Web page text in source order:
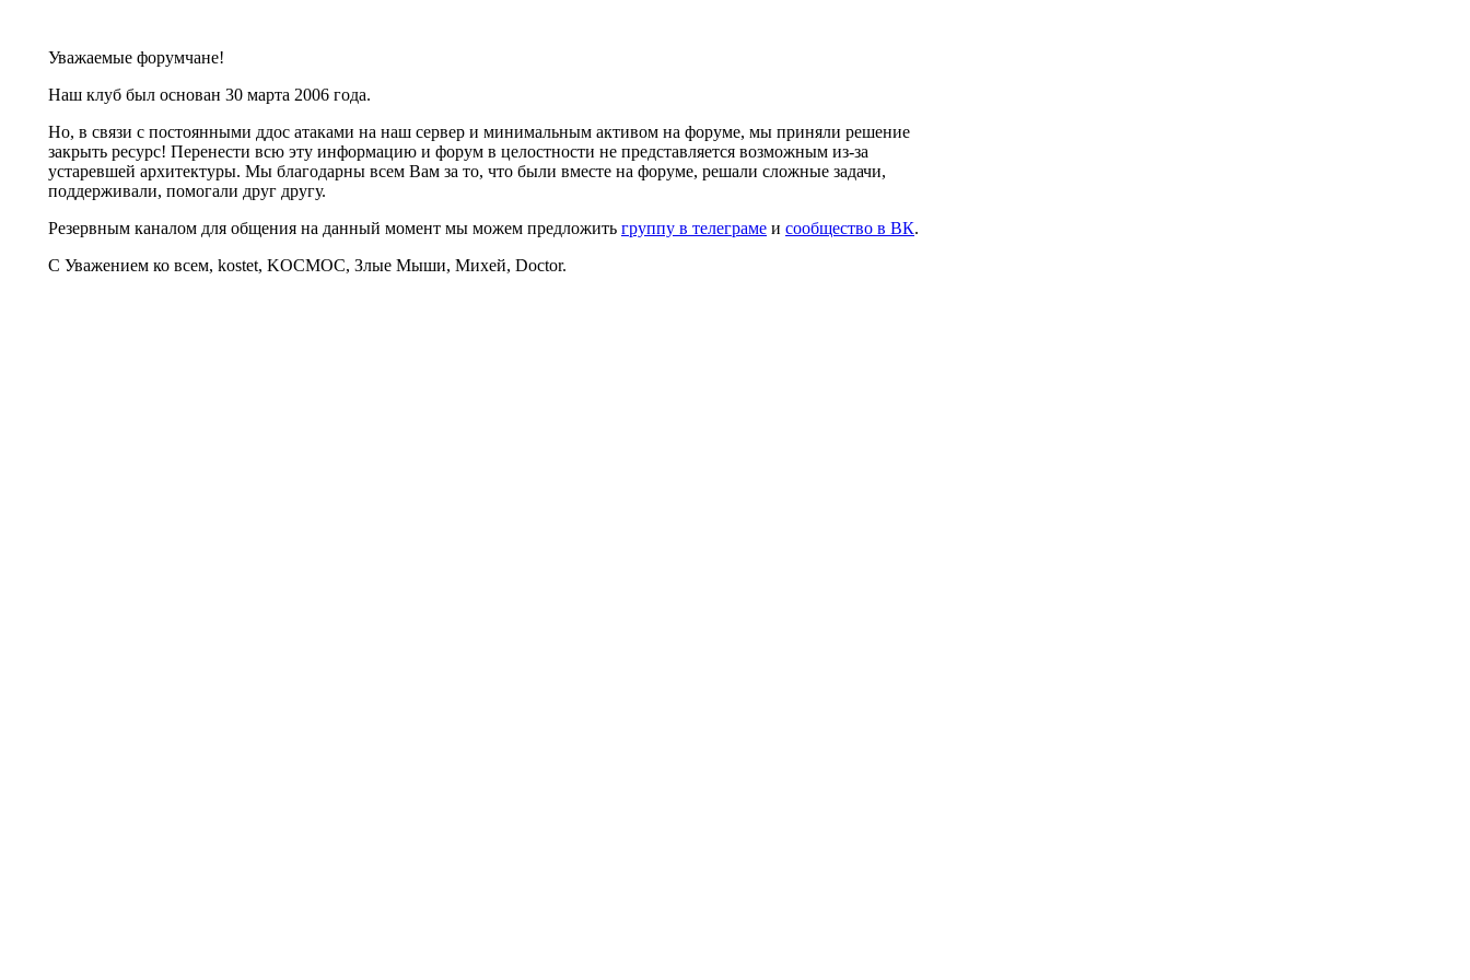
Уважаемые форумчане!
Наш клуб был основан 30 марта 2006 года.
Но, в связи с постоянными ддос атаками на наш сервер и минимальным активом на форуме, мы приняли решение
закрыть ресурс! Перенести всю эту информацию и форум в целостности не представляется возможным из-за
устаревшей архитектуры. Мы благодарны всем Вам за то, что были вместе на форуме, решали сложные задачи,
поддерживали, помогали друг другу.
Резервным каналом для общения на данный момент мы можем предложить группу в телеграме и сообщество в ВК.
С Уважением ко всем, kostet, KOCMOC, Злые Мыши, Михей, Doctor.